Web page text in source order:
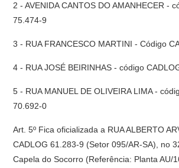
2 - AVENIDA CANTOS DO AMANHECER -
75.474-9
3 - RUA FRANCESCO MARTINI - Código
4 - RUA JOSÉ BEIRINHAS - código
5 - RUA MANUEL DE OLIVEIRA LIMA -
70.692-0
Art. 5º Fica oficializada a RUA ALBERTO
CADLOG 61.283-9 (Setor 095/AR-SA), no
Capela do Socorro (Referência: Planta AU/